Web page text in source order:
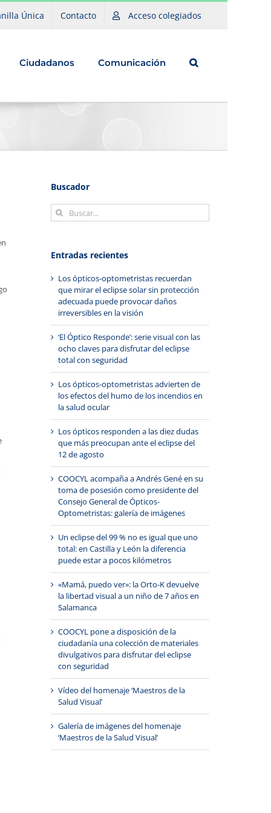
Única Contacto Acceso colegiados
Ciudadanos Comunicación
Buscador
Buscar:
Entradas recientes
Los ópticos-optometristas recuerdan
que mirar el eclipse solar sin protección
adecuada puede provocar daños
irreversibles en la visión
‘El Óptico Responde’: serie visual con las
ocho claves para disfrutar del eclipse
total con seguridad
Los ópticos-optometristas advierten de
los efectos del humo de los incendios en
la salud ocular
Los ópticos responden a las diez dudas
que más preocupan ante el eclipse del
12 de agosto
COOCYL acompaña a Andrés Gené en su
toma de posesión como presidente del
Consejo General de Ópticos-
Optometristas: galería de imágenes
Un eclipse del 99 % no es igual que uno
total: en Castilla y León la diferencia
puede estar a pocos kilómetros
«Mamá, puedo ver»: la Orto-K devuelve
la libertad visual a un niño de 7 años en
Salamanca
COOCYL pone a disposición de la
ciudadanía una colección de materiales
divulgativos para disfrutar del eclipse
con seguridad
Vídeo del homenaje ‘Maestros de la
Salud Visual’
Galería de imágenes del homenaje
‘Maestros de la Salud Visual’